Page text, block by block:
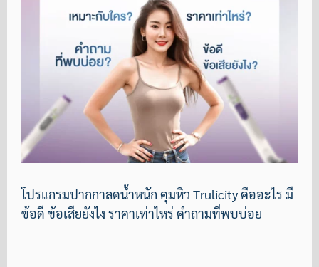
โปรแกรมปากกาลดน้ำหนัก คุมหิว Trulicity คืออะไร มี
ข้อดี ข้อเสียยังไง ราคาเท่าไหร่ คำถามที่พบบ่อย